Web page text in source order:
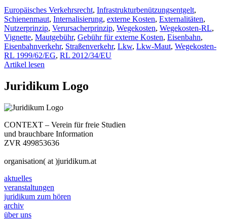
Europäisches Verkehrsrecht, Infrastrukturbenützungsentgelt,
Schienenmaut, Internalisierung, externe Kosten, Externalitäten,
Nutzerprinzip, Verursacherprinzip, Wegekosten, Wegekosten-RL,
Vignette, Mautgebühr, Gebühr für externe Kosten, Eisenbahn,
Eisenbahnverkehr, Straßenverkehr, Lkw, Lkw-Maut, Wegekosten-
RL 1999/62/EG, RL 2012/34/EU
Artikel lesen
Juridikum Logo
CONTEXT – Verein für freie Studien
und brauchbare Information
ZVR 499853636
organisation( at )juridikum.at
aktuelles
veranstaltungen
juridikum zum hören
archiv
über uns